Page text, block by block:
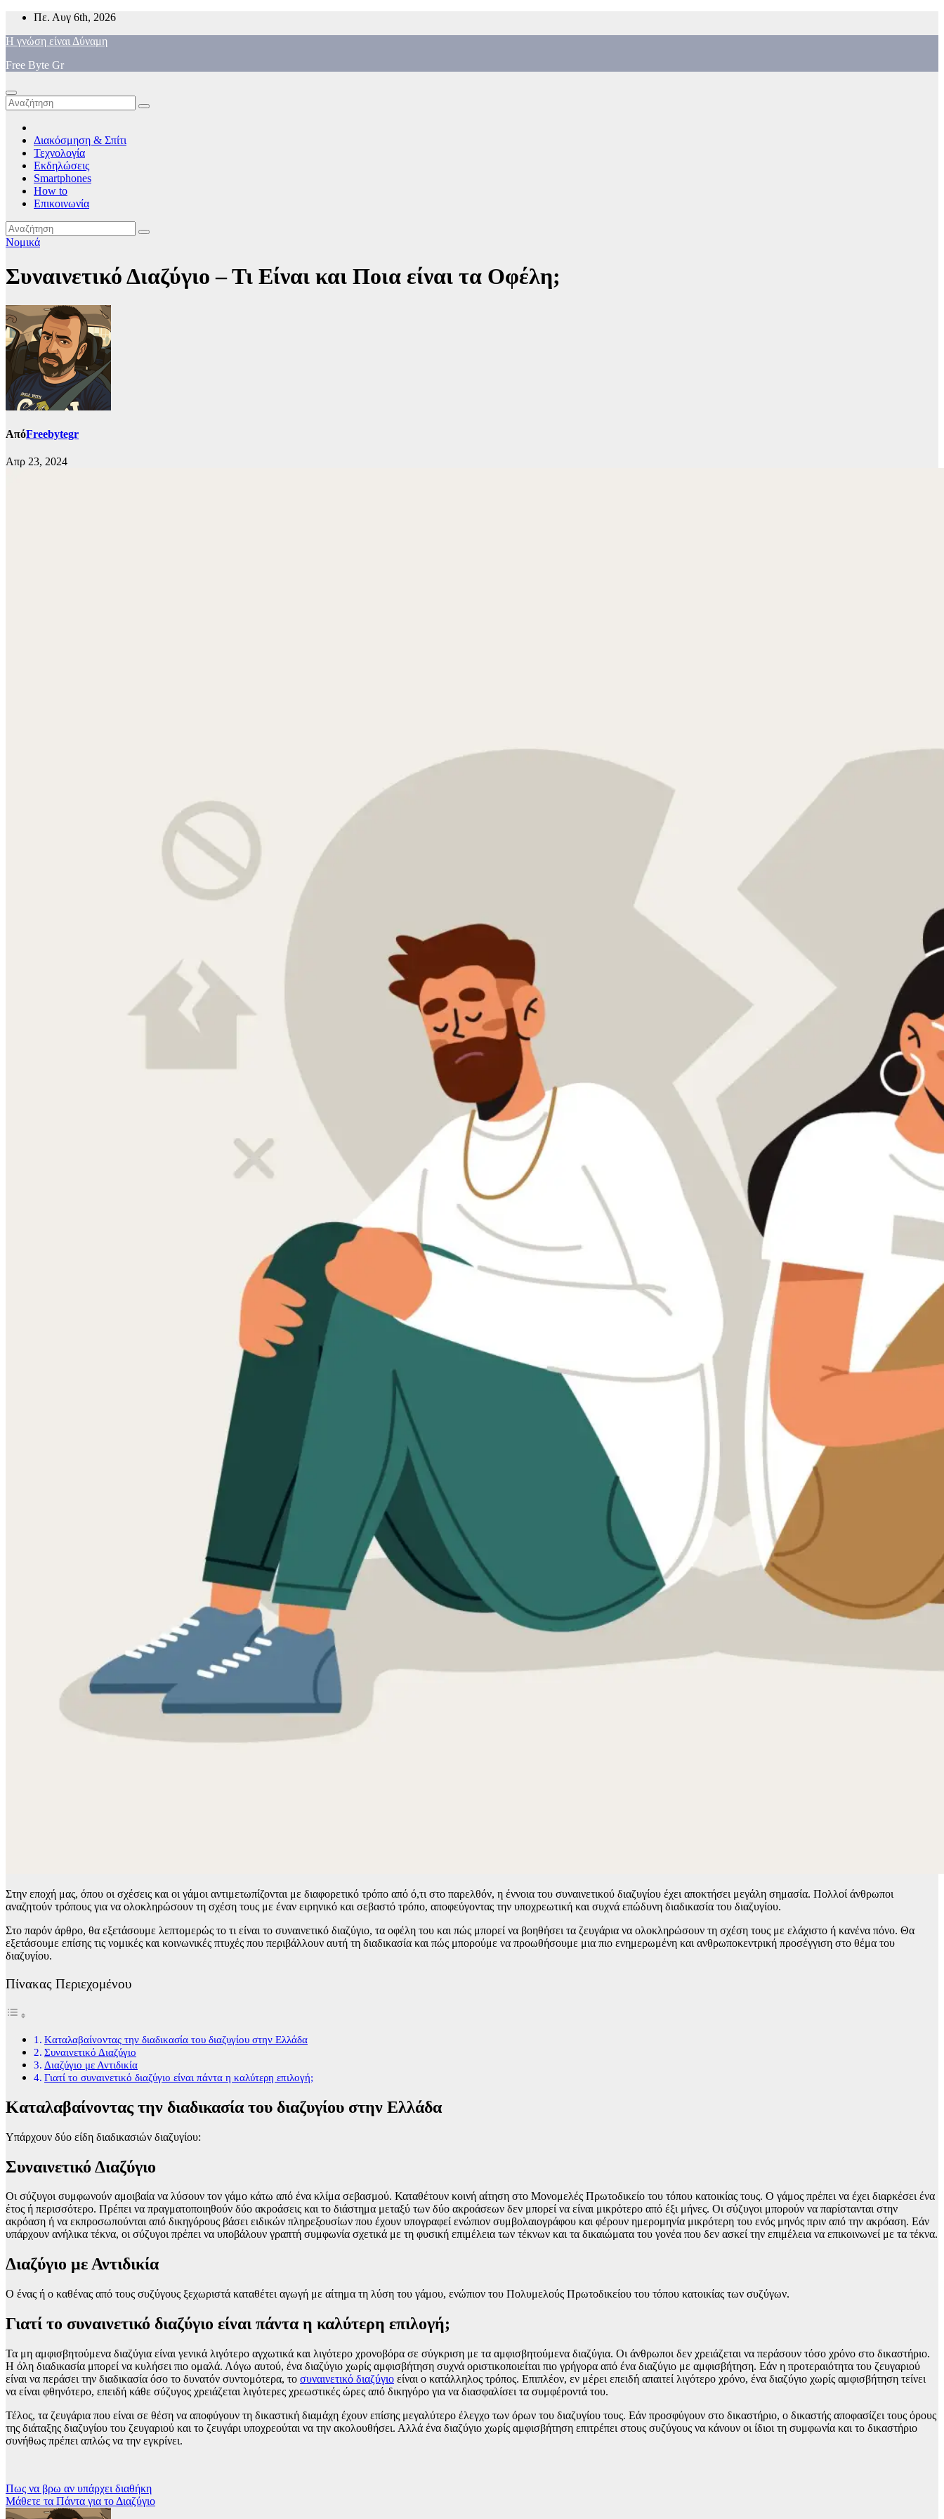
Μετάβαση
περιεχόμενο
Πε. Αυγ 6th, 2026
Η γνώση είναι Δύναμη
Free Byte Gr
Διακόσμηση & Σπίτι
Τεχνολογία
Εκδηλώσεις
Smartphones
How to
Επικοινωνία
Νομικά
Συναινετικό Διαζύγιο – Τι Είναι και Ποια είναι τα Οφέλη;
ΑπόFreebytegr
Απρ 23, 2024
Στην εποχή μας, όπου οι σχέσεις και οι γάμοι αντιμετωπίζονται με διαφορετικό τρόπο από ό,τι στο παρελθόν, η έννοια του συναινετικού διαζυγίου έχει αποκτήσει μεγάλη σημασία. Πολλοί άνθρωποι
αναζητούν τρόπους για να ολοκληρώσουν τη σχέση τους με έναν ειρηνικό και σεβαστό τρόπο, αποφεύγοντας την υποχρεωτική και συχνά επώδυνη διαδικασία του διαζυγίου.
Στο παρόν άρθρο, θα εξετάσουμε λεπτομερώς το τι είναι το συναινετικό διαζύγιο, τα οφέλη του και πώς μπορεί να βοηθήσει τα ζευγάρια να ολοκληρώσουν τη σχέση τους με ελάχιστο ή κανένα πόνο. Θα
εξετάσουμε επίσης τις νομικές και κοινωνικές πτυχές που περιβάλλουν αυτή τη διαδικασία και πώς μπορούμε να προωθήσουμε μια πιο ενημερωμένη και ανθρωποκεντρική προσέγγιση στο θέμα του
διαζυγίου.
Πίνακας Περιεχομένου
Kαταλαβαίνοντας την διαδικασία του διαζυγίου στην Ελλάδα
Συναινετικό Διαζύγιο
Διαζύγιο με Αντιδικία
Γιατί το συναινετικό διαζύγιο είναι πάντα η καλύτερη επιλογή;
Kαταλαβαίνοντας την διαδικασία του διαζυγίου στην Ελλάδα
Υπάρχουν δύο είδη διαδικασιών διαζυγίου:
Συναινετικό Διαζύγιο
Οι σύζυγοι συμφωνούν αμοιβαία να λύσουν τον γάμο κάτω από ένα κλίμα σεβασμού. Καταθέτουν κοινή αίτηση στο Μονομελές Πρωτοδικείο του τόπου κατοικίας τους. Ο γάμος πρέπει να έχει διαρκέσει ένα
έτος ή περισσότερο. Πρέπει να πραγματοποιηθούν δύο ακροάσεις και το διάστημα μεταξύ των δύο ακροάσεων δεν μπορεί να είναι μικρότερο από έξι μήνες. Οι σύζυγοι μπορούν να παρίστανται στην
ακρόαση ή να εκπροσωπούνται από δικηγόρους βάσει ειδικών πληρεξουσίων που έχουν υπογραφεί ενώπιον συμβολαιογράφου και φέρουν ημερομηνία μικρότερη του ενός μηνός πριν από την ακρόαση. Εάν
υπάρχουν ανήλικα τέκνα, οι σύζυγοι πρέπει να υποβάλουν γραπτή συμφωνία σχετικά με τη φυσική επιμέλεια των τέκνων και τα δικαιώματα του γονέα που δεν ασκεί την επιμέλεια να επικοινωνεί με τα τέκνα.
Διαζύγιο με Αντιδικία
Ο ένας ή ο καθένας από τους συζύγους ξεχωριστά καταθέτει αγωγή με αίτημα τη λύση του γάμου, ενώπιον του Πολυμελούς Πρωτοδικείου του τόπου κατοικίας των συζύγων.
Γιατί το συναινετικό διαζύγιο είναι πάντα η καλύτερη επιλογή;
Τα μη αμφισβητούμενα διαζύγια είναι γενικά λιγότερο αγχωτικά και λιγότερο χρονοβόρα σε σύγκριση με τα αμφισβητούμενα διαζύγια. Οι άνθρωποι δεν χρειάζεται να περάσουν τόσο χρόνο στο δικαστήριο.
Η όλη διαδικασία μπορεί να κυλήσει πιο ομαλά. Λόγω αυτού, ένα διαζύγιο χωρίς αμφισβήτηση συχνά οριστικοποιείται πιο γρήγορα από ένα διαζύγιο με αμφισβήτηση. Εάν η προτεραιότητα του ζευγαριού
είναι να περάσει την διαδικασία όσο το δυνατόν συντομότερα, το συναινετικό διαζύγιο είναι ο κατάλληλος τρόπος. Επιπλέον, εν μέρει επειδή απαιτεί λιγότερο χρόνο, ένα διαζύγιο χωρίς αμφισβήτηση τείνει
να είναι φθηνότερο, επειδή κάθε σύζυγος χρειάζεται λιγότερες χρεωστικές ώρες από δικηγόρο για να διασφαλίσει τα συμφέροντά του.
Τέλος, τα ζευγάρια που είναι σε θέση να αποφύγουν τη δικαστική διαμάχη έχουν επίσης μεγαλύτερο έλεγχο των όρων του διαζυγίου τους. Εάν προσφύγουν στο δικαστήριο, ο δικαστής αποφασίζει τους όρους
της διάταξης διαζυγίου του ζευγαριού και το ζευγάρι υποχρεούται να την ακολουθήσει. Αλλά ένα διαζύγιο χωρίς αμφισβήτηση επιτρέπει στους συζύγους να κάνουν οι ίδιοι τη συμφωνία και το δικαστήριο
συνήθως πρέπει απλώς να την εγκρίνει.
Πλοήγηση
άρθρων
Πως να βρω αν υπάρχει διαθήκη
Μάθετε τα Πάντα για το Διαζύγιο